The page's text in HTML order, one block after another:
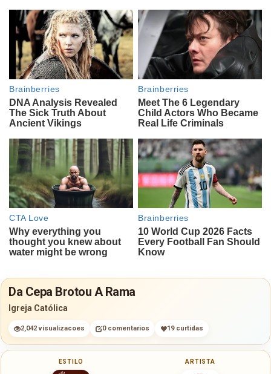
Da Cepa Brotou A Rama
Igreja Católica
2,042 visualizacoes 0 comentarios 19 curtidas
ESTILO ARTISTA